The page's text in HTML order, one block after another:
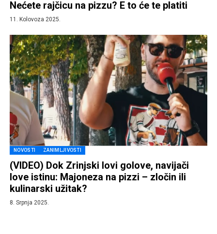
Nećete rajčicu na pizzu? E to će te platiti
11. Kolovoza 2025.
NOVOSTI ZANIMLJIVOSTI
(VIDEO) Dok Zrinjski lovi golove, navijači
love istinu: Majoneza na pizzi – zločin ili
kulinarski užitak?
8. Srpnja 2025.